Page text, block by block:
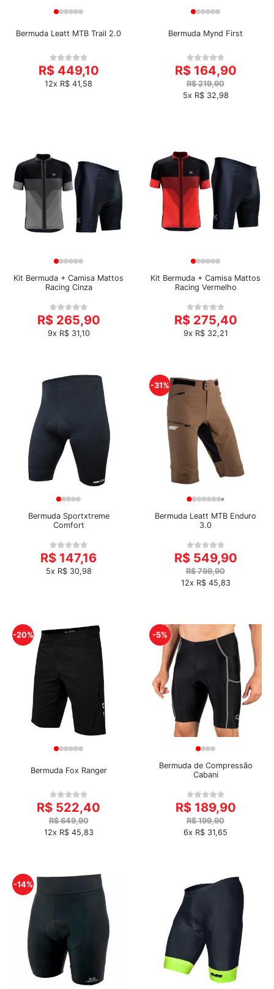
Bermuda Leatt MTB Trail 2.0
R$ 449,10
12x R$ 41,58
Bermuda Mynd First
R$ 164,90
R$ 219,90
5x R$ 32,98
Kit Bermuda + Camisa Mattos
Racing Cinza
R$ 265,90
9x R$ 31,10
Kit Bermuda + Camisa Mattos
Racing Vermelho
R$ 275,40
9x R$ 32,21
Bermuda Sportxtreme
Comfort
R$ 147,16
5x R$ 30,98
-31%
Bermuda Leatt MTB Enduro
3.0
R$ 549,90
R$ 799,90
12x R$ 45,83
-20%
Bermuda Fox Ranger
R$ 522,40
R$ 649,90
12x R$ 45,83
-5%
Bermuda de Compressão
Cabani
R$ 189,90
R$ 199,90
6x R$ 31,65
-14%